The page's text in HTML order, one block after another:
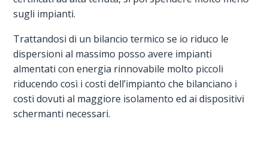
sugli impianti.
Trattandosi di un bilancio termico se io riduco le
dispersioni al massimo posso avere impianti
almentati con energia rinnovabile molto piccoli
riducendo così i costi dell’impianto che bilanciano i
costi dovuti al maggiore isolamento ed ai dispositivi
schermanti necessari.